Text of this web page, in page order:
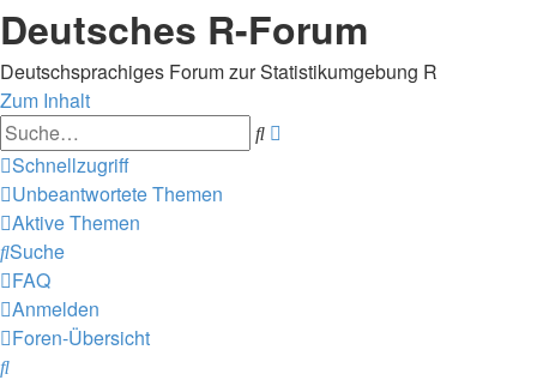
Deutsches R-Forum
Deutschsprachiges Forum zur Statistikumgebung R
Zum Inhalt
Suche
Schnellzugriff
Unbeantwortete Themen
Aktive Themen
Suche
FAQ
Anmelden
Foren-Übersicht
Suche